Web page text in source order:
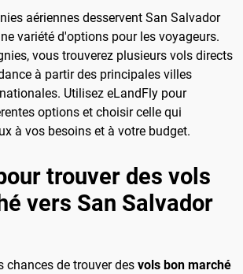
aériennes desservent San Salvador
variété d'options pour les voyageurs.
vous trouverez plusieurs vols directs
à partir des principales villes
Utilisez eLandFly pour
options et choisir celle qui
à vos besoins et à votre budget.
trouver des vols
vers San Salvador
chances de trouver des vols bon marché